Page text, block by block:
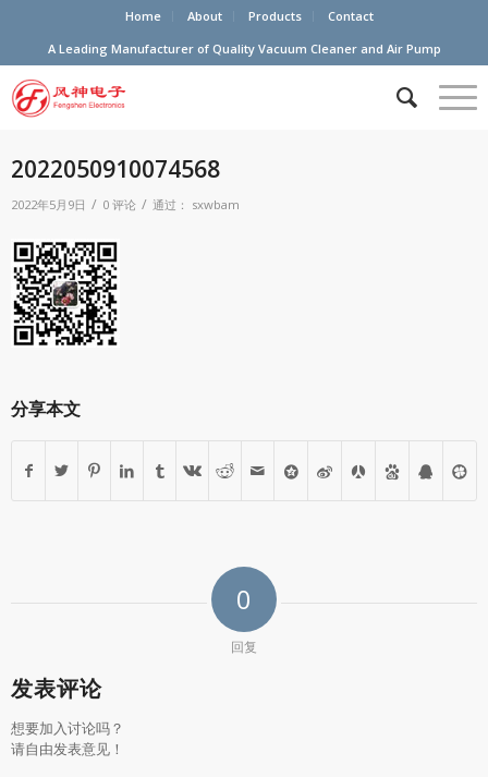
Home About Products
Contact
A Leading Manufacturer of Quality Vacuum Cleaner and Air Pump
2022050910074568
2022年5月9日 / 0 评论 / 通过： sxwbam
分享本文
0
回复
发表评论
想要加入讨论吗？
请自由发表意见！